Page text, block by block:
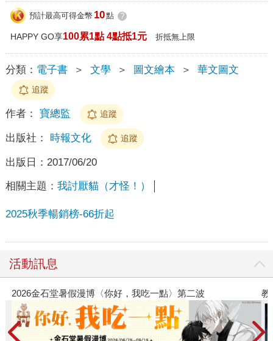
預計最高可得金幣 10點 ?
HAPPY GO享100累1點 4點抵1元 折抵無上限
分類： 電子書 ＞ 文學 ＞ 圖文繪本 ＞ 華文圖文
追蹤
作者： 寶總監 追蹤
出版社： 時報文化 追蹤
出版日： 2017/06/20
相關主題： 我討厭貓（才怪！）
2025秋季暢銷榜-66折起
活動訊息
教場電影版